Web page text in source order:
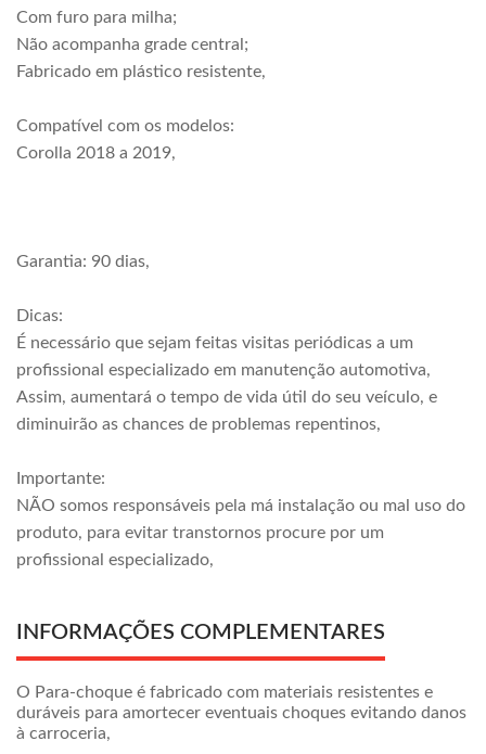
Com furo para milha;
Não acompanha grade central;
Fabricado em plástico resistente,
Compatível com os modelos:
Corolla 2018 a 2019,
Garantia: 90 dias,
Dicas:
É necessário que sejam feitas visitas periódicas a um
profissional especializado em manutenção automotiva,
Assim, aumentará o tempo de vida útil do seu veículo, e
diminuirão as chances de problemas repentinos,
Importante:
NÃO somos responsáveis pela má instalação ou mal uso do
produto, para evitar transtornos procure por um
profissional especializado,
INFORMAÇÕES COMPLEMENTARES
O Para-choque é fabricado com materiais resistentes e
duráveis para amortecer eventuais choques evitando danos
à carroceria,